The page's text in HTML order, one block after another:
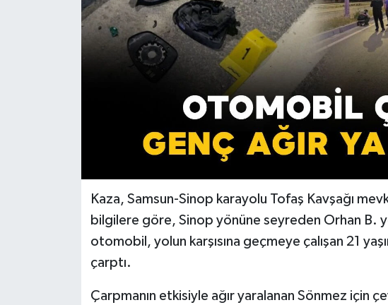
Kaza, Samsun-Sinop karayolu Tofaş Kavşağı
bilgilere göre, Sinop yönüne seyreden Orhan B.
otomobil, yolun karşısına geçmeye çalışan 21
çarptı.
Çarpmanın etkisiyle ağır yaralanan Sönmez için